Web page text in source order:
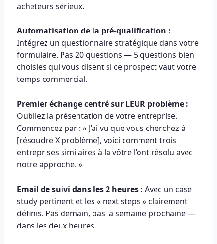
acheteurs sérieux.
Automatisation de la pré-qualification :
Intégrez un questionnaire stratégique dans votre
formulaire. Pas 20 questions — 5 questions bien
choisies qui vous disent si ce prospect vaut votre
temps commercial.
Premier échange centré sur LEUR problème :
Oubliez la présentation de votre entreprise.
Commencez par : « J’ai vu que vous cherchez à
[résoudre X problème], voici comment trois
entreprises similaires à la vôtre l’ont résolu avec
notre approche. »
Email de suivi dans les 2 heures : Avec un case
study pertinent et les « next steps » clairement
définis. Pas demain, pas la semaine prochaine —
dans les deux heures.